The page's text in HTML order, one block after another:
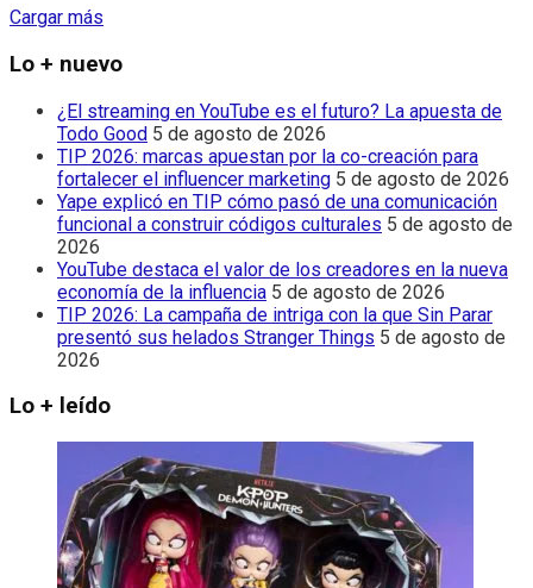
Cargar más
Lo + nuevo
¿El streaming en YouTube es el futuro? La apuesta de
Todo Good 5 de agosto de 2026
TIP 2026: marcas apuestan por la co-creación para
fortalecer el influencer marketing 5 de agosto de 2026
Yape explicó en TIP cómo pasó de una comunicación
funcional a construir códigos culturales 5 de agosto de
2026
YouTube destaca el valor de los creadores en la nueva
economía de la influencia 5 de agosto de 2026
TIP 2026: La campaña de intriga con la que Sin Parar
presentó sus helados Stranger Things 5 de agosto de
2026
Lo + leído